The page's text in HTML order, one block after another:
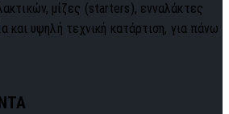
μίζες (starters), ενναλάκτες
και υψηλή τεχνική κατάρτιση, για πάνω